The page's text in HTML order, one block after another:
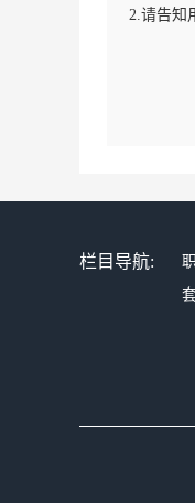
2.请告知
栏目导航: